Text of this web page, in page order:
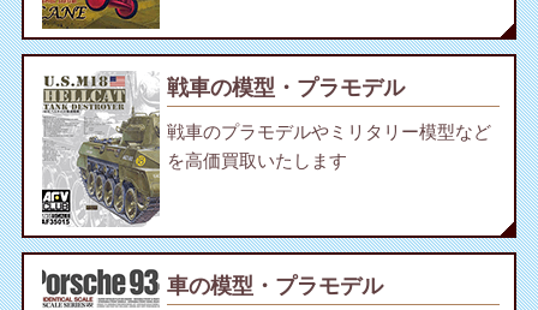
戦車の模型・プラモデル
戦車のプラモデルやミリタリー模型など
を高価買取いたします
車の模型・プラモデル